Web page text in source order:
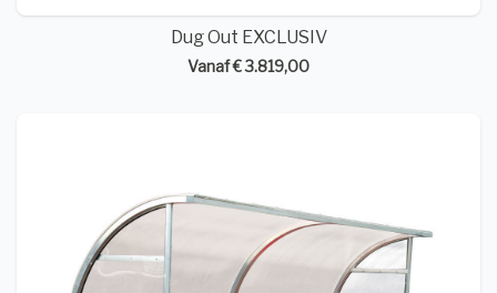
Dug Out EXCLUSIV
Vanaf € 3.819,00